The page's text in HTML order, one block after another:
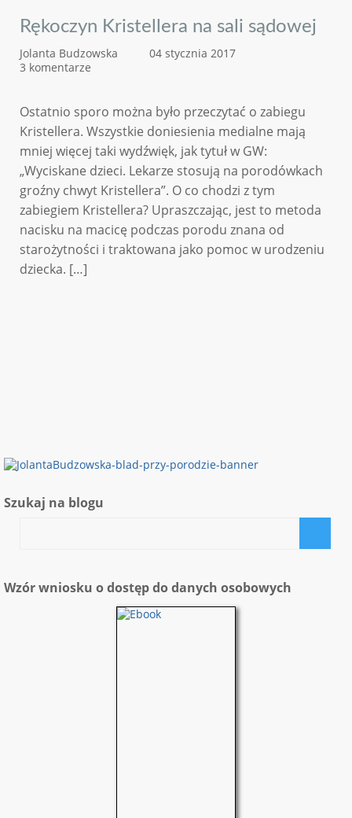
Rękoczyn Kristellera na sali sądowej
Jolanta Budzowska
04 stycznia 2017
3 komentarze
Ostatnio sporo można było przeczytać o zabiegu
Kristellera. Wszystkie doniesienia medialne mają
mniej więcej taki wydźwięk, jak tytuł w GW:
„Wyciskane dzieci. Lekarze stosują na porodówkach
groźny chwyt Kristellera”. O co chodzi z tym
zabiegiem Kristellera? Upraszczając, jest to metoda
nacisku na macicę podczas porodu znana od
starożytności i traktowana jako pomoc w urodzeniu
dziecka. […]
Szukaj na blogu
Wzór wniosku o dostęp do danych osobowych